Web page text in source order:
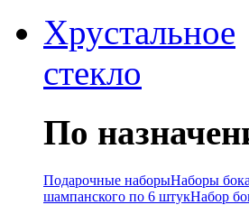
Хрустальное
стекло
По
Подарочные наборыНаборы
шампанского по 6 штукНабор